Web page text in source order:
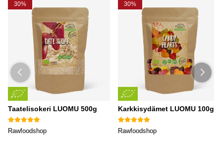
30%
Taatelisokeri LUOMU 500g
Rawfoodshop
30%
Karkkisydämet LUOMU 100g
Rawfoodshop